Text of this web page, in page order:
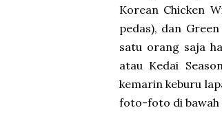
Korean Chicken
pedas), dan
satu orang saja
atau Kedai
kemarin keburu
foto-foto di bawah